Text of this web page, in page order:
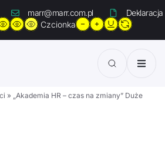
marr@marr.com.pl
Czcionka
Aktualności
» „Akademia HR – czas na zmiany” Duże